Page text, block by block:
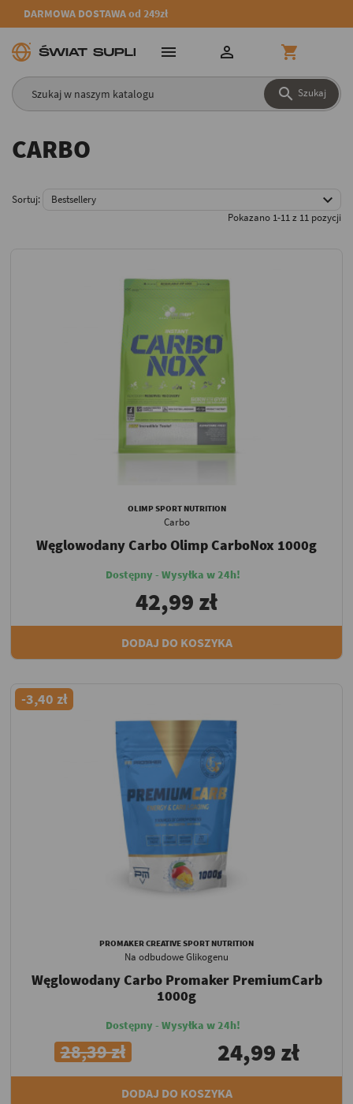
DARMOWA DOSTAWA od 249zł
 Szukaj
  
CARBO
Sortuj: Bestsellery 
Pokazano 1-11 z 11 pozycji
OLIMP SPORT NUTRITION
Carbo
Węglowodany Carbo Olimp CarboNox 1000g
Dostępny - Wysyłka w 24h!
42,99 zł
DODAJ DO KOSZYKA
-3,40 zł
PROMAKER CREATIVE SPORT NUTRITION
Na odbudowe Glikogenu
Węglowodany Carbo Promaker PremiumCarb
1000g
Dostępny - Wysyłka w 24h!
28,39 zł 24,99 zł
DODAJ DO KOSZYKA